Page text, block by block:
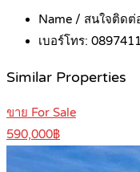
Name / สนใจติด
เบอร์โทร:
Similar Properties
ขาย For Sale
590,000฿